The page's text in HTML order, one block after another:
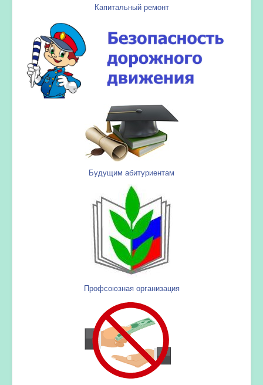
Капитальный ремонт
Будущим абитуриентам
Профсоюзная организация